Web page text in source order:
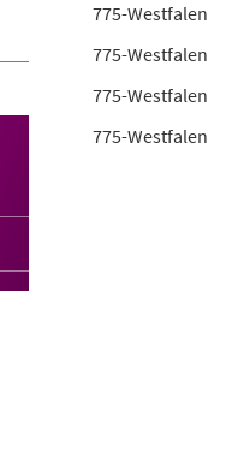
775-Westfalen
775-Westfalen
775-Westfalen
775-Westfalen